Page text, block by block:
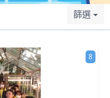
篩選
8